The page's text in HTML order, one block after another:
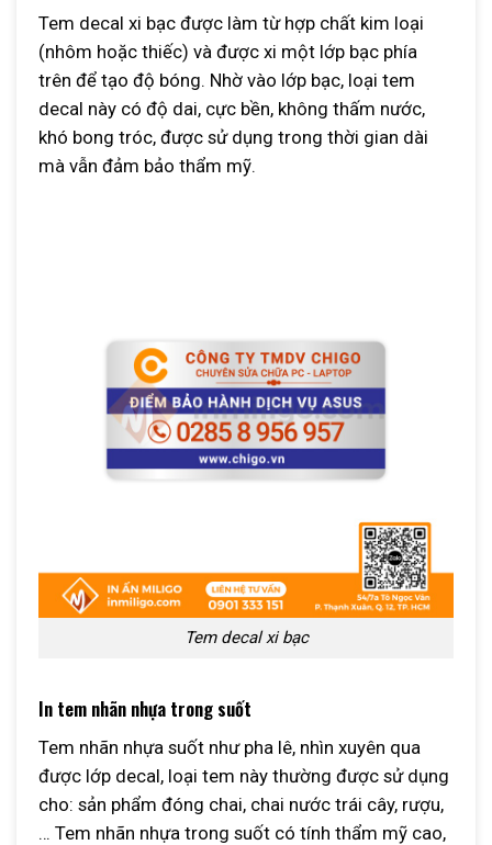
Tem decal xi bạc được làm từ hợp chất kim loại
(nhôm hoặc thiếc) và được xi một lớp bạc phía
trên để tạo độ bóng. Nhờ vào lớp bạc, loại tem
decal này có độ dai, cực bền, không thấm nước,
khó bong tróc, được sử dụng trong thời gian dài
mà vẫn đảm bảo thẩm mỹ.
Tem decal xi bạc
In tem nhãn nhựa trong suốt
Tem nhãn nhựa suốt như pha lê, nhìn xuyên qua
được lớp decal, loại tem này thường được sử dụng
cho: sản phẩm đóng chai, chai nước trái cây, rượu,
… Tem nhãn nhựa trong suốt có tính thẩm mỹ cao,